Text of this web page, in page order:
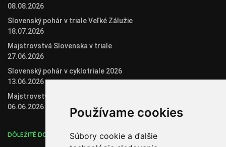
Používame cookies
Súbory cookie a ďalšie
08.08.2026
Slovenský pohár v triale Veľké Zálužie
18.07.2026
Majstrovstvá Slovenska v triale
27.06.2026
Slovenský pohár v cyklotriale 2026
13.06.2026
Majstrovstvá Slovenska v biketriale
06.06.2026
DÔLEŽITÉ DOKUMENTY